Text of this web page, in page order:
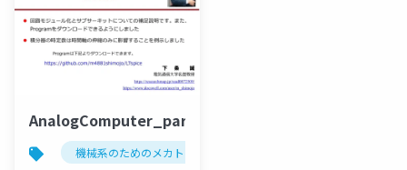
AnalogComputer_part3
機械系のためのメカトロニクス